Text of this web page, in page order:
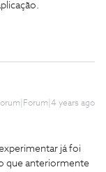
years ago
já foi
que anteriormente